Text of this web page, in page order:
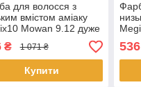
для волосся з
вмістом аміаку
Mowan 9.12 дуже
попелястий блонд
100 мл
₴ 1 071 ₴
Купити
536